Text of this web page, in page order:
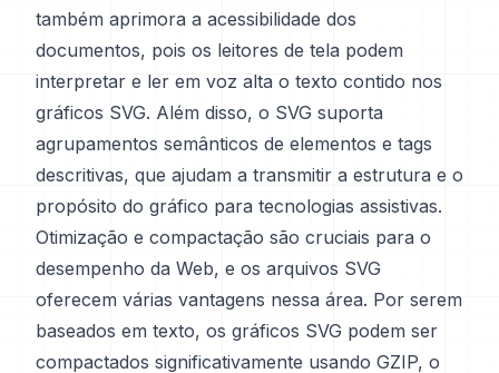
também aprimora a acessibilidade dos
documentos, pois os leitores de tela podem
interpretar e ler em voz alta o texto contido nos
gráficos SVG. Além disso, o SVG suporta
agrupamentos semânticos de elementos e tags
descritivas, que ajudam a transmitir a estrutura e o
propósito do gráfico para tecnologias assistivas.
Otimização e compactação são cruciais para o
desempenho da Web, e os arquivos SVG
oferecem várias vantagens nessa área. Por serem
baseados em texto, os gráficos SVG podem ser
compactados significativamente usando GZIP, o